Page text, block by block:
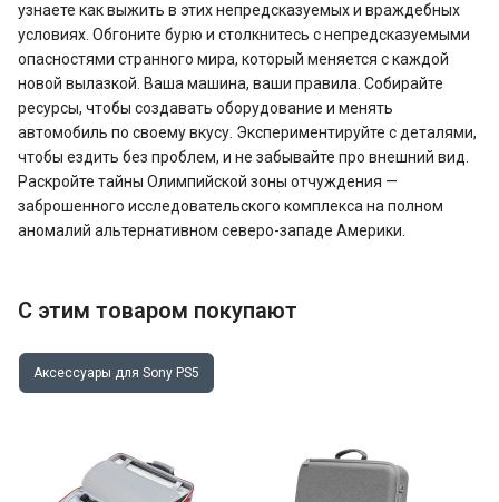
узнаете как выжить в этих непредсказуемых и враждебных
условиях. Обгоните бурю и столкнитесь с непредсказуемыми
опасностями странного мира, который меняется с каждой
новой вылазкой. Ваша машина, ваши правила. Собирайте
ресурсы, чтобы создавать оборудование и менять
автомобиль по своему вкусу. Экспериментируйте с деталями,
чтобы ездить без проблем, и не забывайте про внешний вид.
Раскройте тайны Олимпийской зоны отчуждения —
заброшенного исследовательского комплекса на полном
аномалий альтернативном северо-западе Америки.
С этим товаром покупают
Аксессуары для Sony PS5